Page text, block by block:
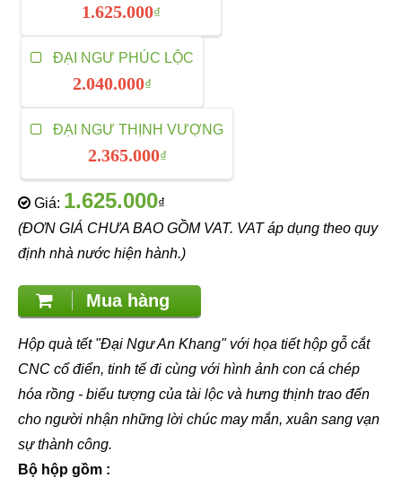
1.625.000₫
ĐẠI NGƯ PHÚC LỘC
2.040.000₫
ĐẠI NGƯ THỊNH VƯỢNG
2.365.000₫
Giá: 1.625.000₫
(ĐƠN GIÁ CHƯA BAO GỒM VAT. VAT áp dụng theo quy
định nhà nước hiện hành.)
Mua hàng
Hộp quà tết "Đại Ngư An Khang" với họa tiết hộp gỗ cắt
CNC cổ điển, tinh tế đi cùng với hình ảnh con cá chép
hóa rồng - biểu tượng của tài lộc và hưng thịnh trao đến
cho người nhận những lời chúc may mắn, xuân sang vạn
sự thành công.
Bộ hộp gồm :